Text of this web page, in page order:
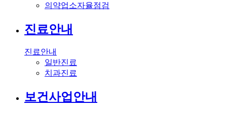
의약업소자율점검
진료안내
진료안내
일반진료
치과진료
보건사업안내